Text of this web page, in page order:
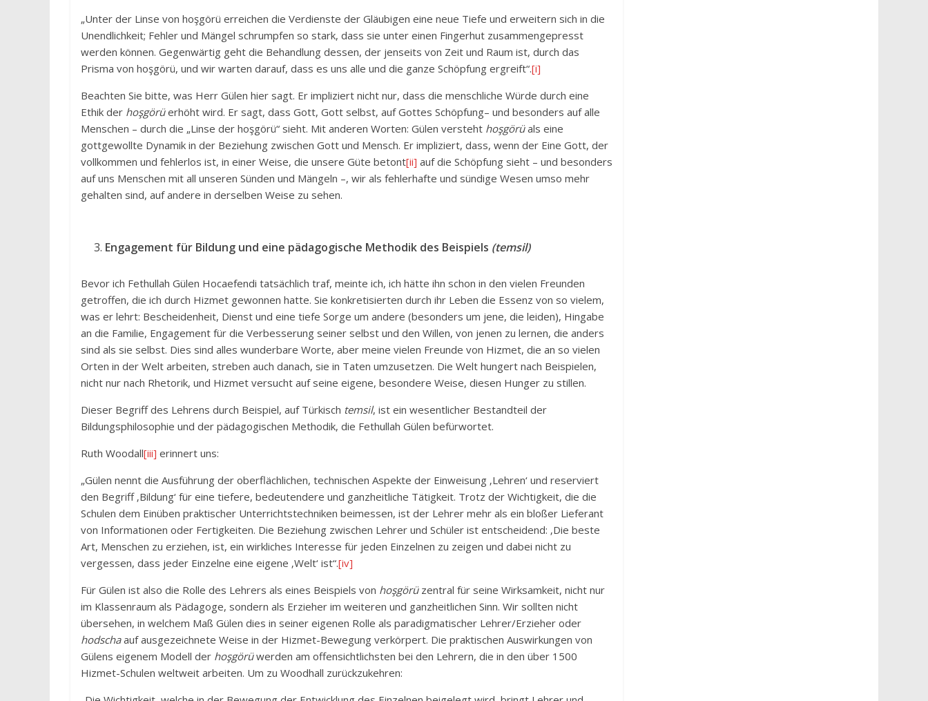
„Unter der Linse von hoşgörü erreichen die Verdienste der Gläubigen eine neue Tiefe und erweitern sich in die
Unendlichkeit; Fehler und Mängel schrumpfen so stark, dass sie unter einen Fingerhut zusammengepresst
werden können. Gegenwärtig geht die Behandlung dessen, der jenseits von Zeit und Raum ist, durch das
Prisma von hoşgörü, und wir warten darauf, dass es uns alle und die ganze Schöpfung ergreift“.[i]
Beachten Sie bitte, was Herr Gülen hier sagt. Er impliziert nicht nur, dass die menschliche Würde durch eine
Ethik der hoşgörüerhöht wird. Er sagt, dass Gott, Gott selbst, auf Gottes Schöpfung– und besonders auf alle
Menschen – durch die „Linse der hoşgörü“ sieht. Mit anderen Worten: Gülen versteht hoşgörüals eine
gottgewollte Dynamik in der Beziehung zwischen Gott und Mensch. Er impliziert, dass, wenn der Eine Gott, der
vollkommen und fehlerlos ist, in einer Weise, die unsere Güte betont[ii] auf die Schöpfung sieht – und besonders
auf uns Menschen mit all unseren Sünden und Mängeln –, wir als fehlerhafte und sündige Wesen umso mehr
gehalten sind, auf andere in derselben Weise zu sehen.
Engagement für Bildung und eine pädagogische Methodik des Beispiels (temsil)
Bevor ich Fethullah Gülen Hocaefendi tatsächlich traf, meinte ich, ich hätte ihn schon in den vielen Freunden
getroffen, die ich durch Hizmet gewonnen hatte. Sie konkretisierten durch ihr Leben die Essenz von so vielem,
was er lehrt: Bescheidenheit, Dienst und eine tiefe Sorge um andere (besonders um jene, die leiden), Hingabe
an die Familie, Engagement für die Verbesserung seiner selbst und den Willen, von jenen zu lernen, die anders
sind als sie selbst. Dies sind alles wunderbare Worte, aber meine vielen Freunde von Hizmet, die an so vielen
Orten in der Welt arbeiten, streben auch danach, sie in Taten umzusetzen. Die Welt hungert nach Beispielen,
nicht nur nach Rhetorik, und Hizmet versucht auf seine eigene, besondere Weise, diesen Hunger zu stillen.
Dieser Begriff des Lehrens durch Beispiel, auf Türkisch temsil, ist ein wesentlicher Bestandteil der
Bildungsphilosophie und der pädagogischen Methodik, die Fethullah Gülen befürwortet.
Ruth Woodall[iii] erinnert uns:
„Gülen nennt die Ausführung der oberflächlichen, technischen Aspekte der Einweisung ‚Lehren‘ und reserviert
den Begriff ‚Bildung‘ für eine tiefere, bedeutendere und ganzheitliche Tätigkeit. Trotz der Wichtigkeit, die die
Schulen dem Einüben praktischer Unterrichtstechniken beimessen, ist der Lehrer mehr als ein bloßer Lieferant
von Informationen oder Fertigkeiten. Die Beziehung zwischen Lehrer und Schüler ist entscheidend: ‚Die beste
Art, Menschen zu erziehen, ist, ein wirkliches Interesse für jeden Einzelnen zu zeigen und dabei nicht zu
vergessen, dass jeder Einzelne eine eigene ‚Welt‘ ist“.[iv]
Für Gülen ist also die Rolle des Lehrers als eines Beispiels von hoşgörüzentral für seine Wirksamkeit, nicht nur
im Klassenraum als Pädagoge, sondern als Erzieher im weiteren und ganzheitlichen Sinn. Wir sollten nicht
übersehen, in welchem Maß Gülen dies in seiner eigenen Rolle als paradigmatischer Lehrer/Erzieher oder
hodschaauf ausgezeichnete Weise in der Hizmet-Bewegung verkörpert. Die praktischen Auswirkungen von
Gülens eigenem Modell der hoşgörüwerden am offensichtlichsten bei den Lehrern, die in den über 1500
Hizmet-Schulen weltweit arbeiten. Um zu Woodhall zurückzukehren: